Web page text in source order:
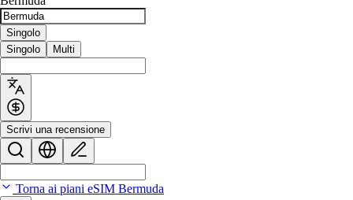
Singolo
Singolo
Multi
Scrivi una recensione
Torna ai piani eSIM Bermuda